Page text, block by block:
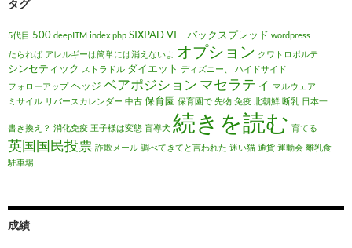
タグ
5代目 500 deepITM index.php SIXPADVI バックスプレッド wordpress
たられば アレルギーは簡単には消えないよ オプション クワトロポルテ
シンセティック ストラドル ダイエット ディズニー、
ハイドサイド
フォローアップ ヘッジ ベアポジション マセラティ マルウェア
ミサイル リバースカレンダー 中古 保育園 保育園で 先物 免疫 北朝鮮 断乳 日本一
書き換え？ 消化免疫 王子様は変態 盲導犬 続きを読む 育てる
英国国民投票 詐欺メール 調べてきてと言われた 迷い猫 通貨 運動会 離乳食
駐車場
成績